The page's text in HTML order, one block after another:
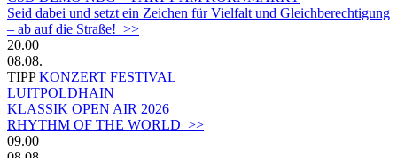
Seid dabei und setzt ein Zeichen für Vielfalt und Gleichberechtigung
– ab auf die Straße! >>
20.00
08.08.
TIPP KONZERT FESTIVAL
LUITPOLDHAIN
KLASSIK OPEN AIR 2026
RHYTHM OF THE WORLD >>
09.00